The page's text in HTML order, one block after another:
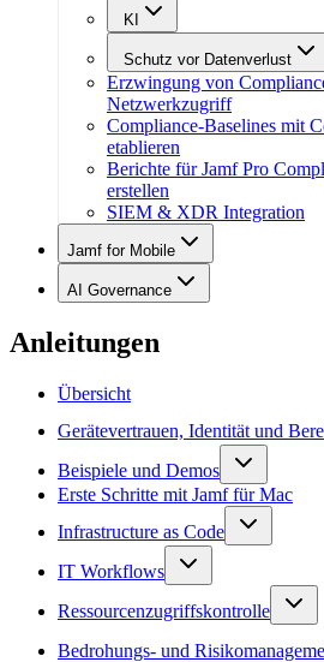
KI
Schutz vor Datenverlust
Erzwingung von
Netzwerkzugriff
Compliance-Baselines mit
etablieren
Berichte für Jamf Pro
erstellen
SIEM & XDR Integration
Jamf for Mobile
AI Governance
Anleitungen
Übersicht
Gerätevertrauen, Identität und
Beispiele und Demos
Erste Schritte mit Jamf für Mac
Infrastructure as Code
IT Workflows
Ressourcenzugriffskontrolle
Bedrohungs- und